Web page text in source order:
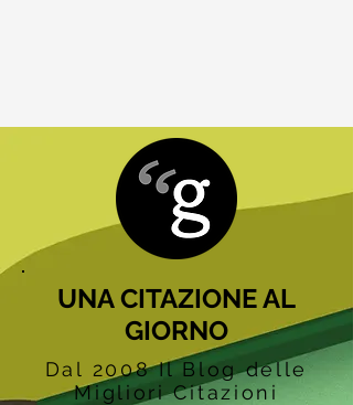
UNA CITAZIONE AL
GIORNO
Dal 2008 Il Blog delle
Migliori Citazioni